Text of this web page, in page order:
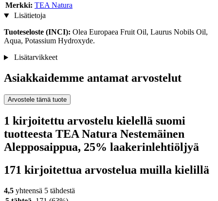
Merkki: TEA Natura
Lisätietoja
Tuoteseloste (INCI): Olea Europaea Fruit Oil, Laurus Nobils Oil,
Aqua, Potassium Hydroxyde.
Lisätarvikkeet
Asiakkaidemme antamat arvostelut
Arvostele tämä tuote
1 kirjoitettu arvostelu kielellä suomi
tuotteesta TEA Natura Nestemäinen
Alepposaippua, 25% laakerinlehtiöljyä
171 kirjoitettua arvostelua muilla kielillä
4,5 yhteensä 5 tähdestä